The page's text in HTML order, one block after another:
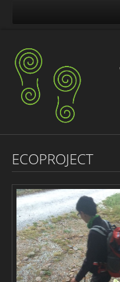
The Pilgrim Stone
Blog Encaminados
Carles
Maribelia en
ECOPROJECT